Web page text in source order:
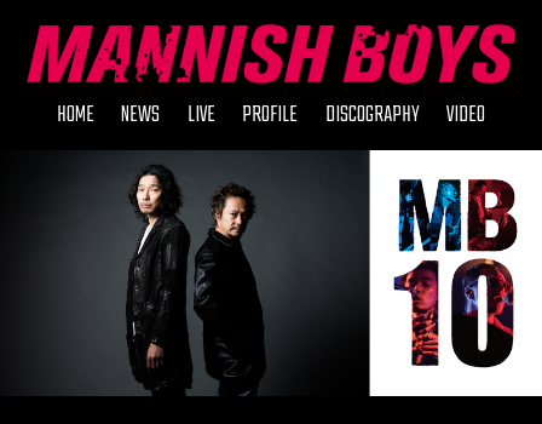
HOME NEWS LIVE PROFILE DISCOGRAPHY VIDEO